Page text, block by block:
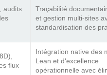
audits
Traçabilité
et gestion multi-sites
standardisation des
flux
Intégration native des
Lean et d'excellence
opérationnelle avec